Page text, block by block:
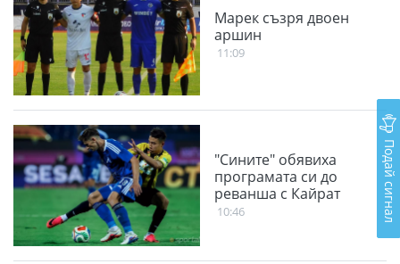
Марек съзря двоен
аршин
11:09
"Сините" обявиха
програмата си до
реванша с Кайрат
10:46 Подай сигнал